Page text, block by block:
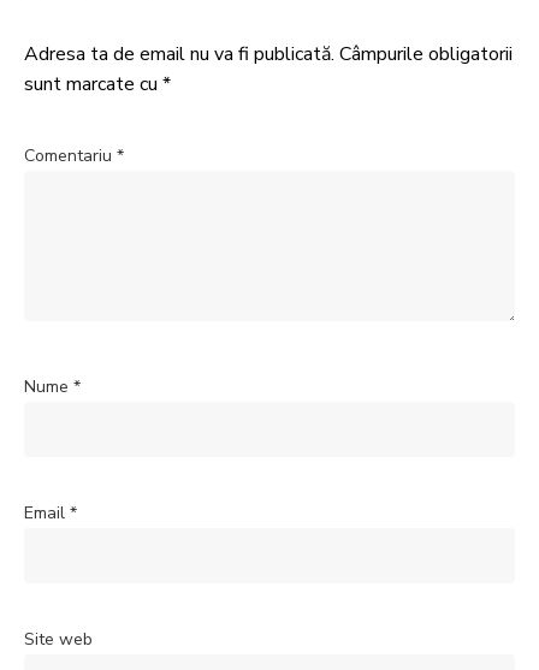
Adresa ta de email nu va fi publicată. Câmpurile obligatorii
sunt marcate cu *
Comentariu *
Nume *
Email *
Site web